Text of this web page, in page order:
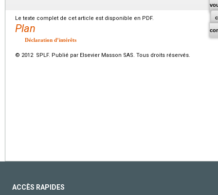
Le texte complet de cet article est disponible en PDF.
Plan
Déclaration d’intérêts
© 2012 SPLF. Publié par Elsevier Masson SAS. Tous droits réservés.
ACCÈS RAPIDES